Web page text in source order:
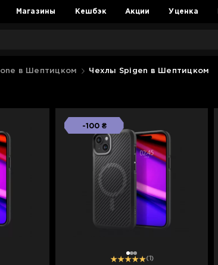
Магазины Кешбэк Акции Уценка
в Шептицком Чехлы Spigen в Шептицком
12 3
-100 ₴
(1)